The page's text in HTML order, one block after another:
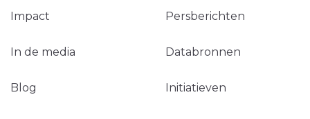
Impact Persberichten
In de media Databronnen
Blog Initiatieven